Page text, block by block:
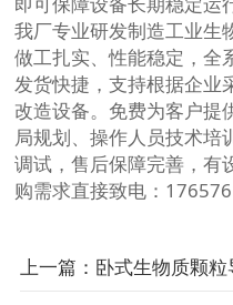
我厂专业研发制造工业生
做工扎实、性能稳定，全
发货快捷，支持根据企业
改造设备。免费为客户提
局规划、操作人员技术培
调试，售后保障完善，有
购需求直接致电：